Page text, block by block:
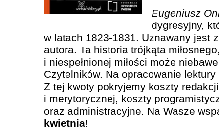
Eugeniusz
dygresyjny,
w latach 1823-1831. Uznawany jest
autora. Ta historia trójkąta
i niespełnionej miłości może
Czytelników. Na opracowanie
Z tej kwoty pokryjemy koszty
i merytorycznej, koszty
oraz administracyjne. Na Wasze
kwietnia!